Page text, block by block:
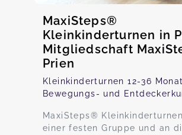
MaxiSteps®
Kleinkinderturnen in
Mitgliedschaft
Prien
Kleinkinderturnen 12-36
Bewegungs- und
MaxiSteps®
einer festen Gruppe und an